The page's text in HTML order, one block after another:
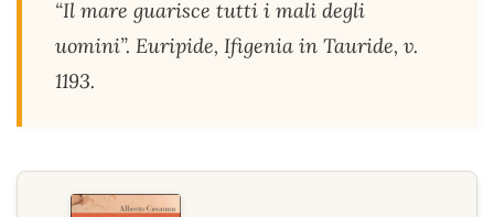
“Il mare guarisce tutti i mali degli
uomini”. Euripide, Ifigenia in Tauride, v.
1193.